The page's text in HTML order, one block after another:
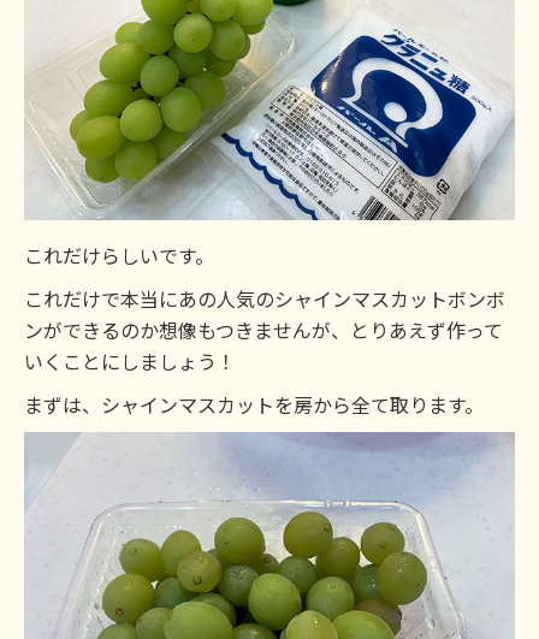
これだけらしいです。
これだけで本当にあの人気のシャインマスカットボンボ
ンができるのか想像もつきませんが、とりあえず作って
いくことにしましょう！
まずは、シャインマスカットを房から全て取ります。